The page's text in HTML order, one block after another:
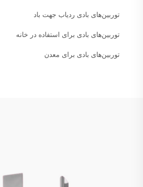
توربین‌های بادی ردیاب جهت باد
توربین‌های بادی برای استفاده در خانه
توربین‌های بادی برای معدن